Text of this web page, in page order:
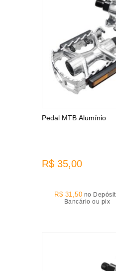
Pedal MTB Alumínio
R$ 35,00
R$ 31,50 no Depósito
Bancário ou pix